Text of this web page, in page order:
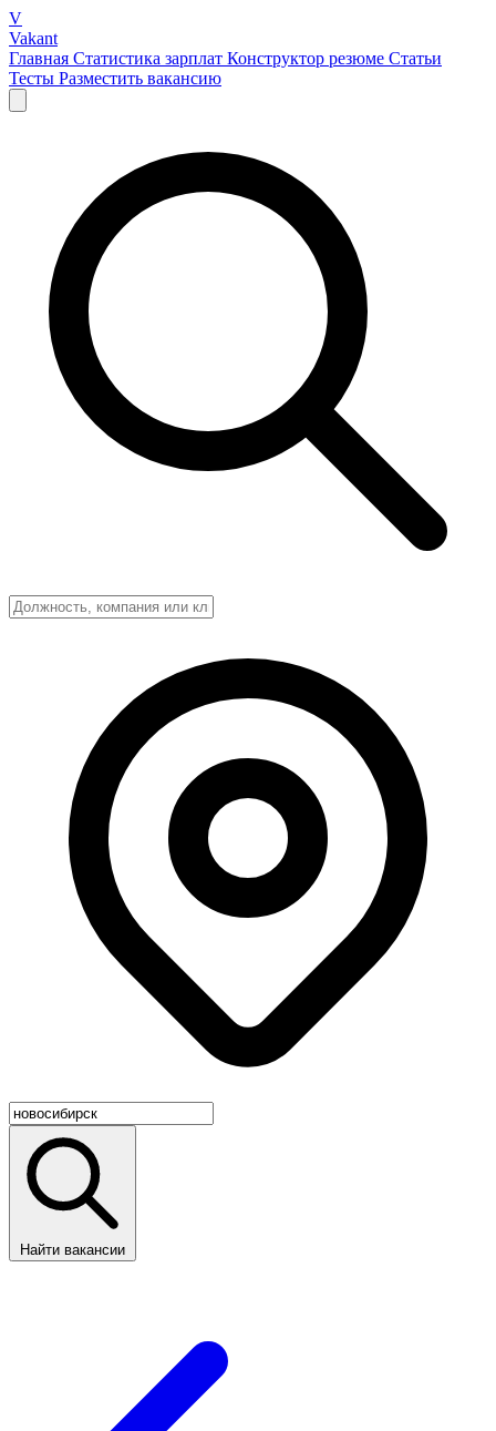
V
Vakant
Главная Статистика зарплат Конструктор резюме Статьи
Тесты Разместить вакансию
Найти вакансии